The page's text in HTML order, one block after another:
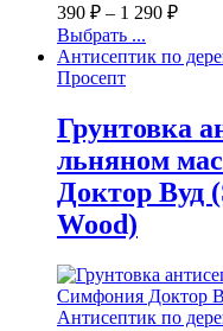
390 ₽ – 1 290 ₽
Выбрать ...
Антисептик по
Просепт
Грунтовка
льняном
Доктор Вуд
Wood)
Антисептик по